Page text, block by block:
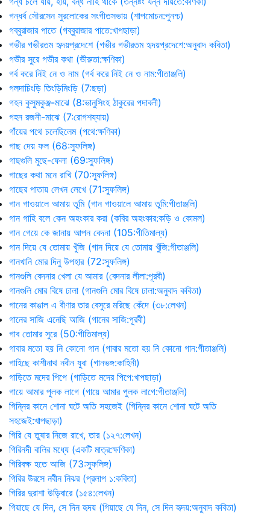
গন্ধর্ব সৌরসেন সুরলোকের সংগীতসভায় (শাপমোচন:পুনশ্চ)
গব্বুরাজার পাতে (গব্বুরাজার পাতে:খাপছাড়া)
গভীর গভীরতম হৃদয়প্রদেশে (গভীর গভীরতম হৃদয়প্রদেশে:অনুবাদ কবিতা)
গভীর সুরে গভীর কথা (ভীরুতা:ক্ষণিকা)
গর্ব করে নিই নে ও নাম (গর্ব করে নিই নে ও নাম:গীতাঞ্জলি)
গলদাচিংড়ি তিংড়িমিংড়ি (7:ছড়া)
গহন কুসুমকুঞ্জ-মাঝে (8:ভানুসিংহ ঠাকুরের পদাবলী)
গহন রজনী-মাঝে (7:রোগশয্যায়)
গাঁয়ের পথে চলেছিলেম (পথে:ক্ষণিকা)
গাছ দেয় ফল (68:স্ফুলিঙ্গ)
গাছগুলি মুছে-ফেলা (69:স্ফুলিঙ্গ)
গাছের কথা মনে রাখি (70:স্ফুলিঙ্গ)
গাছের পাতায় লেখন লেখে (71:স্ফুলিঙ্গ)
গান গাওয়ালে আমায় তুমি (গান গাওয়ালে আমায় তুমি:গীতাঞ্জলি)
গান গাহি বলে কেন অহংকার করা (কবির অহংকার:কড়ি ও কোমল)
গান গেয়ে কে জানায় আপন বেদনা (105:গীতিমাল্য)
গান দিয়ে যে তোমায় খুঁজি (গান দিয়ে যে তোমায় খুঁজি:গীতাঞ্জলি)
গানখানি মোর দিনু উপহার (72:স্ফুলিঙ্গ)
গানগুলি বেদনার খেলা যে আমার (বেদনার লীলা:পূরবী)
গানগুলি মোর বিষে ঢালা (গানগুলি মোর বিষে ঢালা:অনুবাদ কবিতা)
গানের কাঙাল এ বীণার তার বেসুরে মরিছে কেঁদে (৩৮:লেখন)
গানের সাজি এনেছি আজি (গানের সাজি:পূরবী)
গাব তোমার সুরে (50:গীতিমাল্য)
গাবার মতো হয় নি কোনো গান (গাবার মতো হয় নি কোনো গান:গীতাঞ্জলি)
গাহিছে কাশীনাথ নবীন যুবা (গানভঙ্গ:কাহিনী)
গাড়িতে মদের পিপে (গাড়িতে মদের পিপে:খাপছাড়া)
গায়ে আমার পুলক লাগে (গায়ে আমার পুলক লাগে:গীতাঞ্জলি)
গিন্নির কানে শোনা ঘটে অতি সহজেই (গিন্নির কানে শোনা ঘটে অতি
সহজেই:খাপছাড়া)
গিরি যে তুষার নিজে রাখে, তার (১২৭:লেখন)
গিরিনদী বালির মধ্যে (একটি মাত্র:ক্ষণিকা)
গিরিবক্ষ হতে আজি (73:স্ফুলিঙ্গ)
গিরির উরসে নবীন নিঝর (প্রলাপ ১:কবিতা)
গিরির দুরাশা উড়িবারে (১৫৪:লেখন)
গিয়াছে যে দিন, সে দিন হৃদয় (গিয়াছে যে দিন, সে দিন হৃদয়:অনুবাদ কবিতা)